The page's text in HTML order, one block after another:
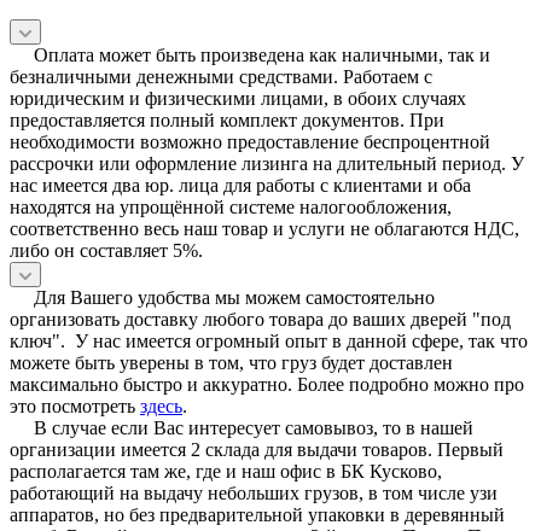
Оплата может быть произведена как наличными, так и
безналичными денежными средствами. Работаем с
юридическим и физическими лицами, в обоих случаях
предоставляется полный комплект документов. При
необходимости возможно предоставление беспроцентной
рассрочки или оформление лизинга на длительный период. У
нас имеется два юр. лица для работы с клиентами и оба
находятся на упрощённой системе налогообложения,
соответственно весь наш товар и услуги не облагаются НДС,
либо он составляет 5%.
Для Вашего удобства мы можем самостоятельно
организовать доставку любого товара до ваших дверей "под
ключ". У нас имеется огромный опыт в данной сфере, так что
можете быть уверены в том, что груз будет доставлен
максимально быстро и аккуратно. Более подробно можно про
это посмотреть здесь.
В случае если Вас интересует самовывоз, то в нашей
организации имеется 2 склада для выдачи товаров. Первый
располагается там же, где и наш офис в БК Кусково,
работающий на выдачу небольших грузов, в том числе узи
аппаратов, но без предварительной упаковки в деревянный